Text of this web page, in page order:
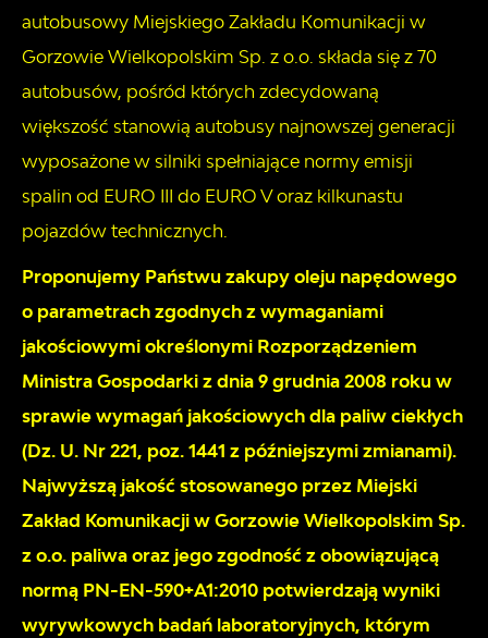
autobusowy Miejskiego Zakładu Komunikacji w
Gorzowie Wielkopolskim Sp. z o.o. składa się z 70
autobusów, pośród których zdecydowaną
większość stanowią autobusy najnowszej generacji
wyposażone w silniki spełniające normy emisji
spalin od EURO III do EURO V oraz kilkunastu
pojazdów technicznych.
Proponujemy Państwu zakupy oleju napędowego
o parametrach zgodnych z wymaganiami
jakościowymi określonymi Rozporządzeniem
Ministra Gospodarki z dnia 9 grudnia 2008 roku w
sprawie wymagań jakościowych dla paliw ciekłych
(Dz. U. Nr 221, poz. 1441 z późniejszymi zmianami).
Najwyższą jakość stosowanego przez Miejski
Zakład Komunikacji w Gorzowie Wielkopolskim Sp.
z o.o. paliwa oraz jego zgodność z obowiązującą
normą PN-EN-590+A1:2010 potwierdzają wyniki
wyrywkowych badań laboratoryjnych, którym